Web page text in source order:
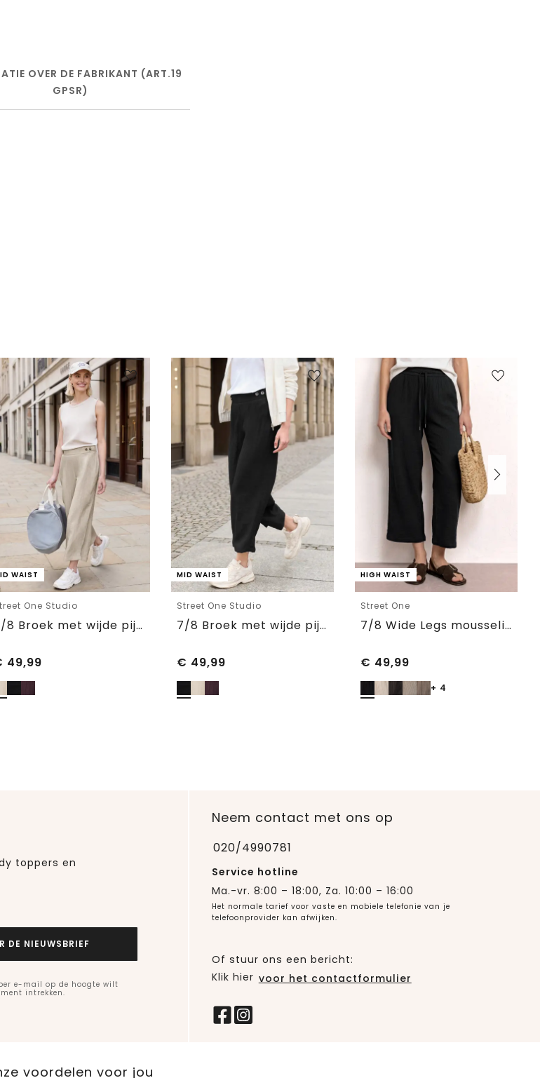
OVER DE FABRIKANT (ART.19
GPSR)
WAIST
One Studio
7/8 Broek met wijde pijpen in linnenlook Mid Waist
49,99
MID WAIST
Street One Studio
7/8 Broek met wijde pijpen in linnenlook Mid Waist
€ 49,99
HIGH WAIST
Street One
7/8 Wide Legs mousseline broek in Loose Fit
€ 49,99
+ 4
toppers en
DE NIEUWSBRIEF
e-mail op de hoogte wilt
intrekken.
Neem contact met ons op
020/4990781
Service hotline
Ma.-vr. 8:00 – 18:00, Za. 10:00 – 16:00
Het normale tarief voor vaste en mobiele telefonie van je
telefoonprovider kan afwijken.
Of stuur ons een bericht:
Klik hier voor het contactformulier
voordelen voor jou